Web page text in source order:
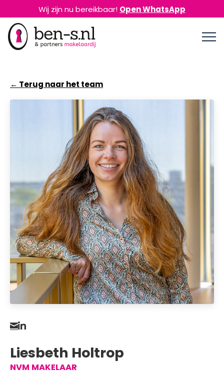
Wij zijn nu bereikbaar! Open WhatsApp
← Terug naar het team
Liesbeth Holtrop
NVM MAKELAAR